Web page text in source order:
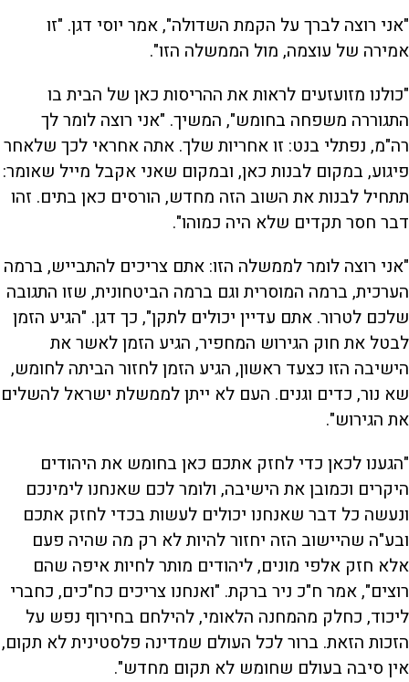
"אני רוצה לברך על הקמת השדולה", אמר יוסי דגן. "זו
אמירה של עוצמה, מול הממשלה הזו".
"כולנו מזועזעים לראות את ההריסות כאן של הבית בו
התגוררה משפחה בחומש", המשיך. "אני רוצה לומר לך
רה"מ, נפתלי בנט: זו אחריות שלך. אתה אחראי לכך שלאחר
פיגוע, במקום לבנות כאן, ובמקום שאני אקבל מייל שאומר:
תתחיל לבנות את השוב הזה מחדש, הורסים כאן בתים. זהו
דבר חסר תקדים שלא היה כמוהו".
"אני רוצה לומר לממשלה הזו: אתם צריכים להתבייש, ברמה
הערכית, ברמה המוסרית וגם ברמה הביטחונית, שזו התגובה
שלכם לטרור. אתם עדיין יכולים לתקן", כך דגן. "הגיע הזמן
לבטל את חוק הגירוש המחפיר, הגיע הזמן לאשר את
הישיבה הזו כצעד ראשון, הגיע הזמן לחזור הביתה לחומש,
שא נור, כדים וגנים. העם לא ייתן לממשלת ישראל להשלים
את הגירוש".
"הגענו לכאן כדי לחזק אתכם כאן בחומש את היהודים
היקרים וכמובן את הישיבה, ולומר לכם שאנחנו לימינכם
ונעשה כל דבר שאנחנו יכולים לעשות בכדי לחזק אתכם
ובע"ה שהיישוב הזה יחזור להיות לא רק מה שהיה פעם
אלא חזק אלפי מונים, ליהודים מותר לחיות איפה שהם
רוצים", אמר ח"כ ניר ברקת. "ואנחנו צריכים כח"כים, כחברי
ליכוד, כחלק מהמחנה הלאומי, להילחם בחירוף נפש על
הזכות הזאת. ברור לכל העולם שמדינה פלסטינית לא תקום,
אין סיבה בעולם שחומש לא תקום מחדש".